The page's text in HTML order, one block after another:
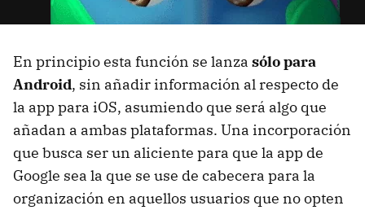
En principio esta función se lanza sólo para
Android, sin añadir información al respecto de
la app para iOS, asumiendo que será algo que
añadan a ambas plataformas. Una incorporación
que busca ser un aliciente para que la app de
Google sea la que se use de cabecera para la
organización en aquellos usuarios que no opten